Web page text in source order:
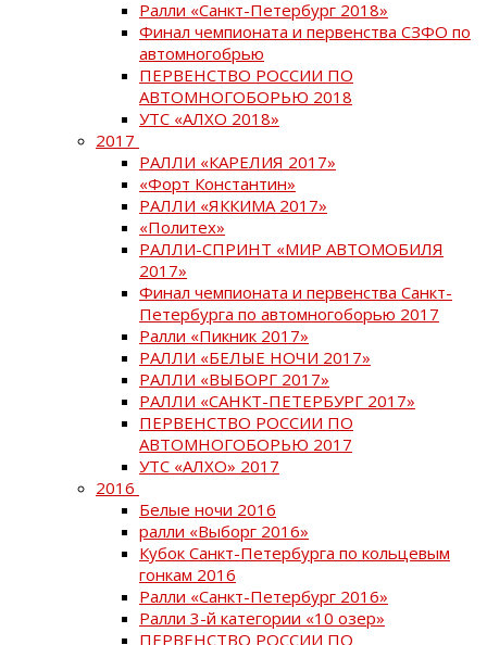
Ралли «Санкт-Петербург 2018»
Финал чемпионата и первенства СЗФО по
автомногобрью
ПЕРВЕНСТВО РОССИИ ПО
АВТОМНОГОБОРЬЮ 2018
УТС «АЛХО 2018»
2017
РАЛЛИ «КАРЕЛИЯ 2017»
«Форт Константин»
РАЛЛИ «ЯККИМА 2017»
«Политех»
РАЛЛИ-СПРИНТ «МИР АВТОМОБИЛЯ
2017»
Финал чемпионата и первенства Санкт-
Петербурга по автомногоборью 2017
Ралли «Пикник 2017»
РАЛЛИ «БЕЛЫЕ НОЧИ 2017»
РАЛЛИ «ВЫБОРГ 2017»
РАЛЛИ «САНКТ-ПЕТЕРБУРГ 2017»
ПЕРВЕНСТВО РОССИИ ПО
АВТОМНОГОБОРЬЮ 2017
УТС «АЛХО» 2017
2016
Белые ночи 2016
ралли «Выборг 2016»
Кубок Санкт-Петербурга по кольцевым
гонкам 2016
Ралли «Санкт-Петербург 2016»
Ралли 3-й категории «10 озер»
ПЕРВЕНСТВО РОССИИ ПО